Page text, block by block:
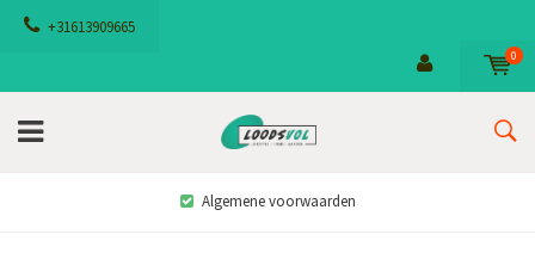
+31613909665
0
Algemene voorwaarden